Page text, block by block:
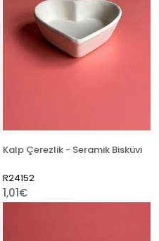
Kalp Çerezlik - Seramik Bisküvi
R24152
1,01€